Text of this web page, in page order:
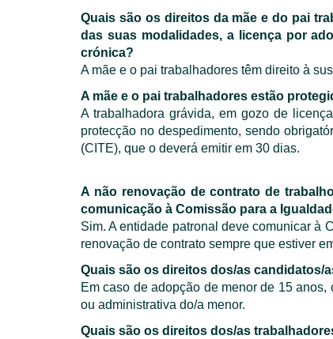
Quais são os direitos da mãe e do pai
das suas modalidades, a licença por
crónica?
A mãe e o pai trabalhadores têm direito à
A mãe e o pai trabalhadores estão
A trabalhadora grávida, em gozo de
protecção no despedimento, sendo
(CITE), que o deverá emitir em 30 dias.
A não renovação de contrato de
comunicação à Comissão para a
Sim. A entidade patronal deve comunicar à
renovação de contrato sempre que estiver
Quais são os direitos dos/as candidatos/
Em caso de adopção de menor de 15
ou administrativa do/a menor.
Quais são os direitos dos/as